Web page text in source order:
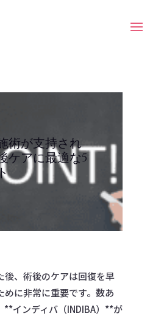
術が支持され
ケアに最適な5
後、術後のケアは回復を早
めに非常に重要です。数あ
**インディバ（INDIBA）**が